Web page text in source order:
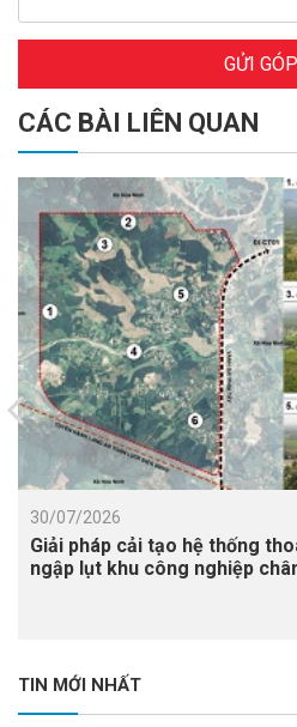
GỬI
CÁC BÀI LIÊN QUAN
30/07/2026
Giải pháp cải tạo hệ thống
ngập lụt khu công nghiệp
TIN MỚI NHẤT